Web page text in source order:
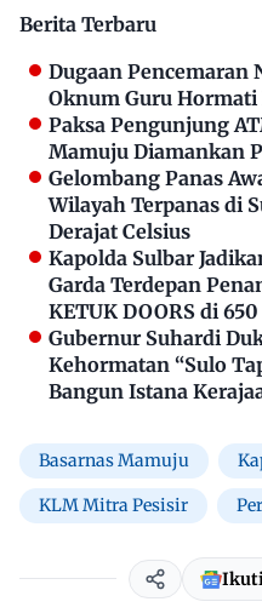
Berita Terbaru
Dugaan Pencemaran
Oknum Guru Hormati
Paksa Pengunjung
Mamuju Diamankan
Gelombang Panas
Wilayah Terpanas di
Derajat Celsius
Kapolda Sulbar
Garda Terdepan
KETUK DOORS di 650
Gubernur Suhardi
Kehormatan “Sulo
Bangun Istana
Basarnas Mamuju
KLM Mitra Pesisir
Ikuti